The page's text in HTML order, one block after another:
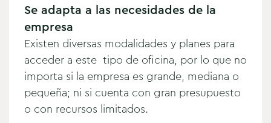
Se adapta a las necesidades de la
empresa
Existen diversas modalidades y planes para
acceder a este tipo de oficina, por lo que no
importa si la empresa es grande, mediana o
pequeña; ni si cuenta con gran presupuesto
o con recursos limitados.